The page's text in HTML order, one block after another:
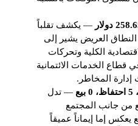
— يكشف تقلباً
هذا النطاق العريض يشير إلى
الكلية وتحركات
قطاع الخدمات الائتمانية
المخاطر.
— تدل
من جانب المجتمع
يعكس إما إيماناً عميقاً